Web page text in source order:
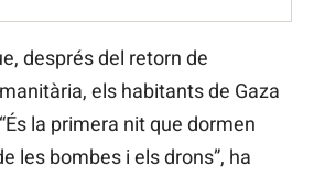
després del retorn de
els habitants de Gaza
la primera nit que dormen
les bombes i els drons”, ha